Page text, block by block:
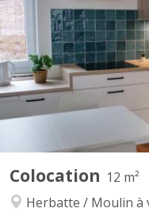
Colocation 12 m²
Herbatte / Moulin à
Cette colocation
120m²
travailleurs qui
vivre. Une des chambres
la colocation.